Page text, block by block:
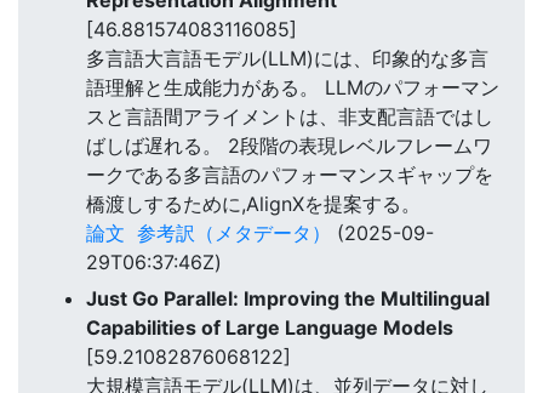
[46.881574083116085]
多言語大言語モデル(LLM)には、印象的な多言
語理解と生成能力がある。 LLMのパフォーマン
スと言語間アライメントは、非支配言語ではし
ばしば遅れる。 2段階の表現レベルフレームワ
ークである多言語のパフォーマンスギャップを
橋渡しするために,AlignXを提案する。
論文 参考訳（メタデータ）
(2025-09-
29T06:37:46Z)
Just Go Parallel: Improving the Multilingual
Capabilities of Large Language Models
[59.21082876068122]
大規模言語モデル(LLM)は、並列データに対し